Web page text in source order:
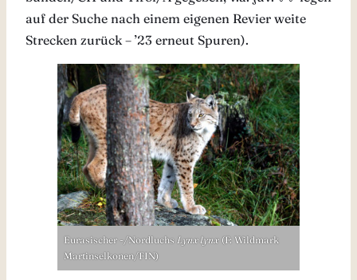
auf der Suche nach einem eigenen Revier weite
Strecken zurück – ’23 erneut Spuren).
Eurasischer -/Nordluchs Lynx lynx (F: Wildmark
Martinselkonen/FIN)